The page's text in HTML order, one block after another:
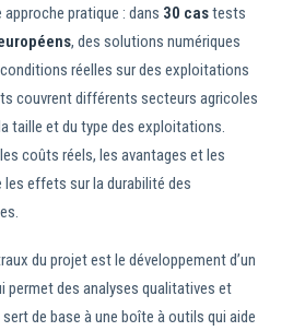
pratique : dans 30 castests
, des solutions numériques
réelles sur des exploitations
couvrent différents secteurs agricoles
taille et du type des exploitations.
coûts réels, les avantages et les
effets sur la durabilité des
du projet est le développement d’un
permet des analyses qualitatives et
de base à une boîte à outils qui aide